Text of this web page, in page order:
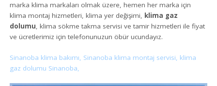
marka klima markaları olmak üzere, hemen her marka için
klima montaj hizmetleri, klima yer değişimi, klima gaz
dolumu, klima sökme takma servisi ve tamir hizmetleri ile fiyat
ve ücretlerimiz için telefonunuzun öbür ucundayız.
Sinanoba klima bakımı, Sinanoba klima montaj servisi, klima
gaz dolumu Sinanoba,